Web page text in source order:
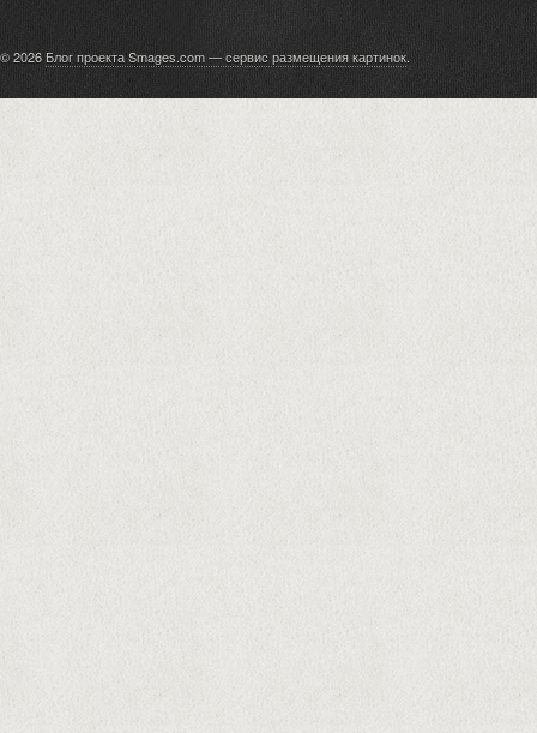
© 2026 Блог проекта Smages.com — сервис размещения картинок.